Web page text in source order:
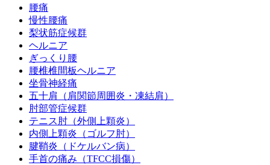
腰痛
慢性腰痛
梨状筋症候群
ヘルニア
ぎっくり腰
腰椎椎間板ヘルニア
坐骨神経痛
五十肩（肩関節周囲炎・凍結肩）
肘部管症候群
テニス肘（外側上顆炎）
内側上顆炎（ゴルフ肘）
腱鞘炎（ドケルバン病）
手首の痛み（TFCC損傷）